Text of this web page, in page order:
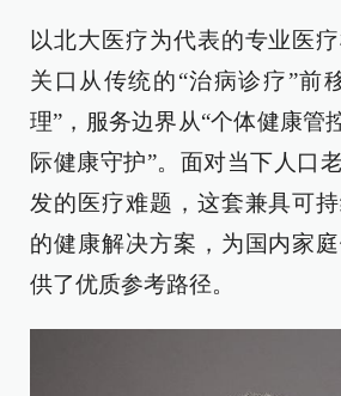
以北大医疗为代表的专业医
关口从传统的“治病诊疗”前
理”，服务边界从“个体健康管
际健康守护”。面对当下人口
发的医疗难题，这套兼具可
的健康解决方案，为国内家
供了优质参考路径。